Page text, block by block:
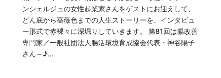
ンシェルジュの女性起業家さんをゲストにお迎えして、
どん底から薔薇色までの人生ストーリーを、インタビュ
ー形式で赤裸々に深堀りしていきます。 第81回は腸改善
専門家／一般社団法人腸活環境育成協会代表・神谷陽子
さん～♪...